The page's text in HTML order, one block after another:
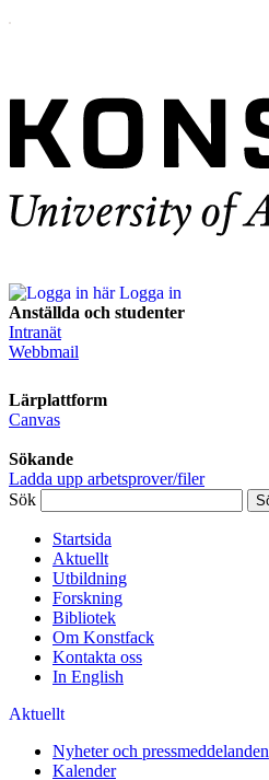
Logga in
Anställda och studenter
Intranät
Webbmail
Lärplattform
Canvas
Sökande
Ladda upp arbetsprover/filer
Sök
Startsida
Aktuellt
Utbildning
Forskning
Bibliotek
Om Konstfack
Kontakta oss
In English
Aktuellt
Nyheter och pressmeddelanden
Kalender